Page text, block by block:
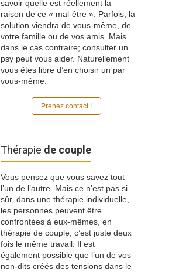
savoir quelle est réellement la
raison de ce « mal-être ». Parfois, la
solution viendra de vous-même, de
votre famille ou de vos amis. Mais
dans le cas contraire; consulter un
psy peut vous aider. Naturellement
vous êtes libre d’en choisir un par
vous-même.
Prenez contact !
Thérapie de couple
Vous pensez que vous savez tout
l’un de l’autre. Mais ce n’est pas si
sûr, dans une thérapie individuelle,
les personnes peuvent être
confrontées à eux-mêmes, en
thérapie de couple, c’est juste deux
fois le même travail. Il est
également possible que l’un de vos
non-dits créés des tensions dans le